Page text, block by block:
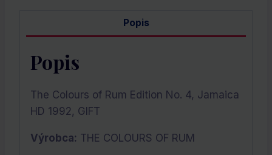
Popis
Popis
The Colours of Rum Edition No. 4, Jamaica
HD 1992, GIFT
Výrobca: THE COLOURS OF RUM